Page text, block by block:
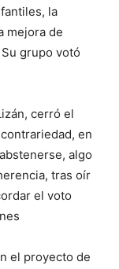
la
mejora de
grupo votó
cerró el
en
algo
tras oír
el voto
el proyecto de